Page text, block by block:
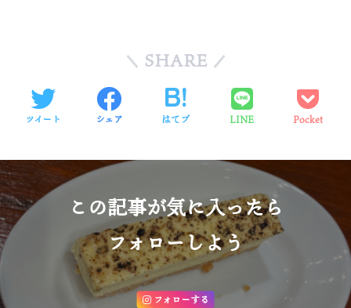
SHARE
ツイート シェア はてブ LINE Pocket
この記事が気に入ったら
フォローしよう
フォローする